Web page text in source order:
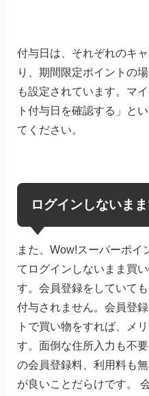
付与日は、それぞれのキ
り、期間限定ポイントの
も設定されています。マ
ト付与日を確認する」と
てください。
ログインしないま
また、Wow!スーパーポイ
てログインしないまま買
す。会員登録をしていて
付与されません。会員登
トで買い物をすれば、メ
す。面倒な住所入力も不
の会員登録料、利用料も
が良いことだらけです。